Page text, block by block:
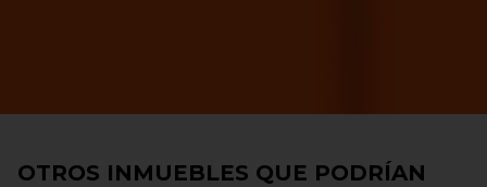
OTROS INMUEBLES QUE PODRÍAN